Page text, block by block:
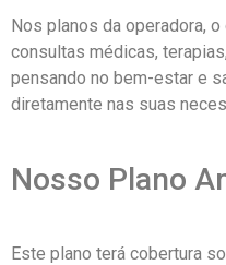
Nos planos da operadora,
consultas médicas,
pensando no bem-estar e
diretamente nas suas
Nosso Plano
Este plano terá cobertura